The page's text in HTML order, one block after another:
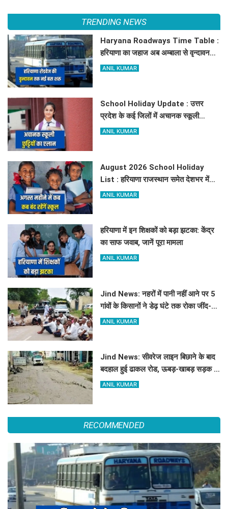
TRENDING NEWS
Haryana Roadways Time Table :
हरियाणा का जहाज अब अम्बाला से वृन्दावन
दौड़ेगा, मथुरा वालों को भी मिलेगा लाभ, देखें
ANIL KUMAR
School Holiday Update : उत्तर
प्रदेश के कई जिलों में अचानक स्कूली
छुट्टियों का एलान, यहाँ देखें जिलेवाइज
ANIL KUMAR
August 2026 School Holiday
List : हरियाणा राजस्थान समेत देशभर में
अगस्त महीने में कब अक़ब बंद रहेंगें स्कूल,
ANIL KUMAR
हरियाणा में इन शिक्षकों को बड़ा झटका: केंद्र
का साफ जवाब, जानें पूरा मामला
ANIL KUMAR
Jind News: नहरों में पानी नहीं आने पर 5
गांवों के किसानों ने डेढ़ घंटे तक रोका जींद-
सफीदों सड़क मार्ग
ANIL KUMAR
Jind News: सीवरेज लाइन बिछाने के बाद
बदहाल हुई ढाकल रोड, ऊबड़-खाबड़ सड़क से
रोजाना जूझ रहे वाहन चालक
ANIL KUMAR
RECOMMENDED